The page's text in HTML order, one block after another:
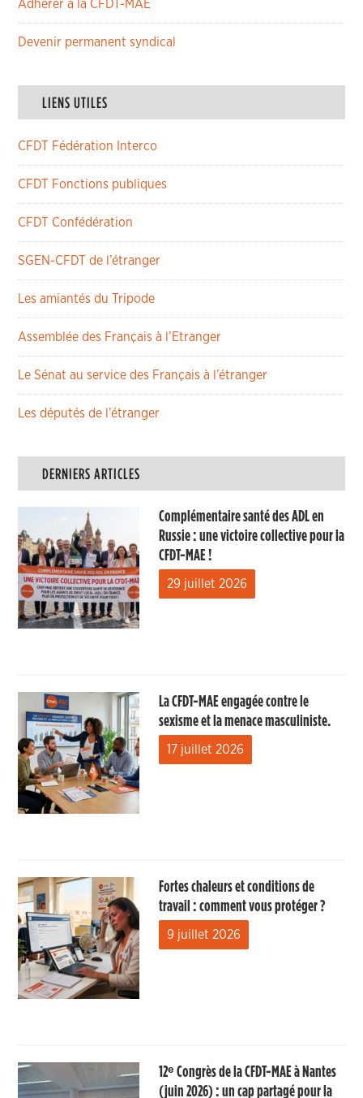
Adhérer à la CFDT-MAE
Devenir permanent syndical
LIENS UTILES
CFDT Fédération Interco
CFDT Fonctions publiques
CFDT Confédération
SGEN-CFDT de l’étranger
Les amiantés du Tripode
Assemblée des Français à l’Etranger
Le Sénat au service des Français à l’étranger
Les députés de l’étranger
DERNIERS ARTICLES
Complémentaire santé des ADL en
Russie : une victoire collective pour la
CFDT-MAE !
29 juillet 2026
La CFDT-MAE engagée contre le
sexisme et la menace masculiniste.
17 juillet 2026
Fortes chaleurs et conditions de
travail : comment vous protéger ?
9 juillet 2026
12ᵉ Congrès de la CFDT-MAE à Nantes
(juin 2026) : un cap partagé pour la